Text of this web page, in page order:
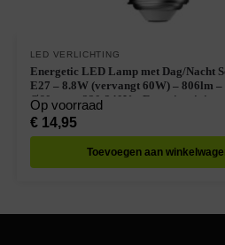
LED VERLICHTING
Energetic LED Lamp met Dag/Nacht
E27 – 8.8W (vervangt 60W) – 806lm
Ø60mm – 220-240V – Energiezuinig
Op voorraad
€14,95
Toevoegen aan